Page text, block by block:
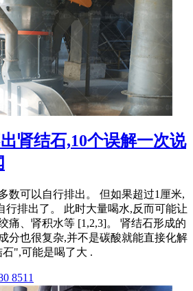
肾结石,10个误解一次说
数可以自行排出。 但如果超过1厘米,
行排出了。 此时大量喝水,反而可能让
痛、肾积水等 [1,2,3]。 肾结石形成的
分也很复杂,并不是碳酸就能直接化解
",可能是喝了大 .
8511